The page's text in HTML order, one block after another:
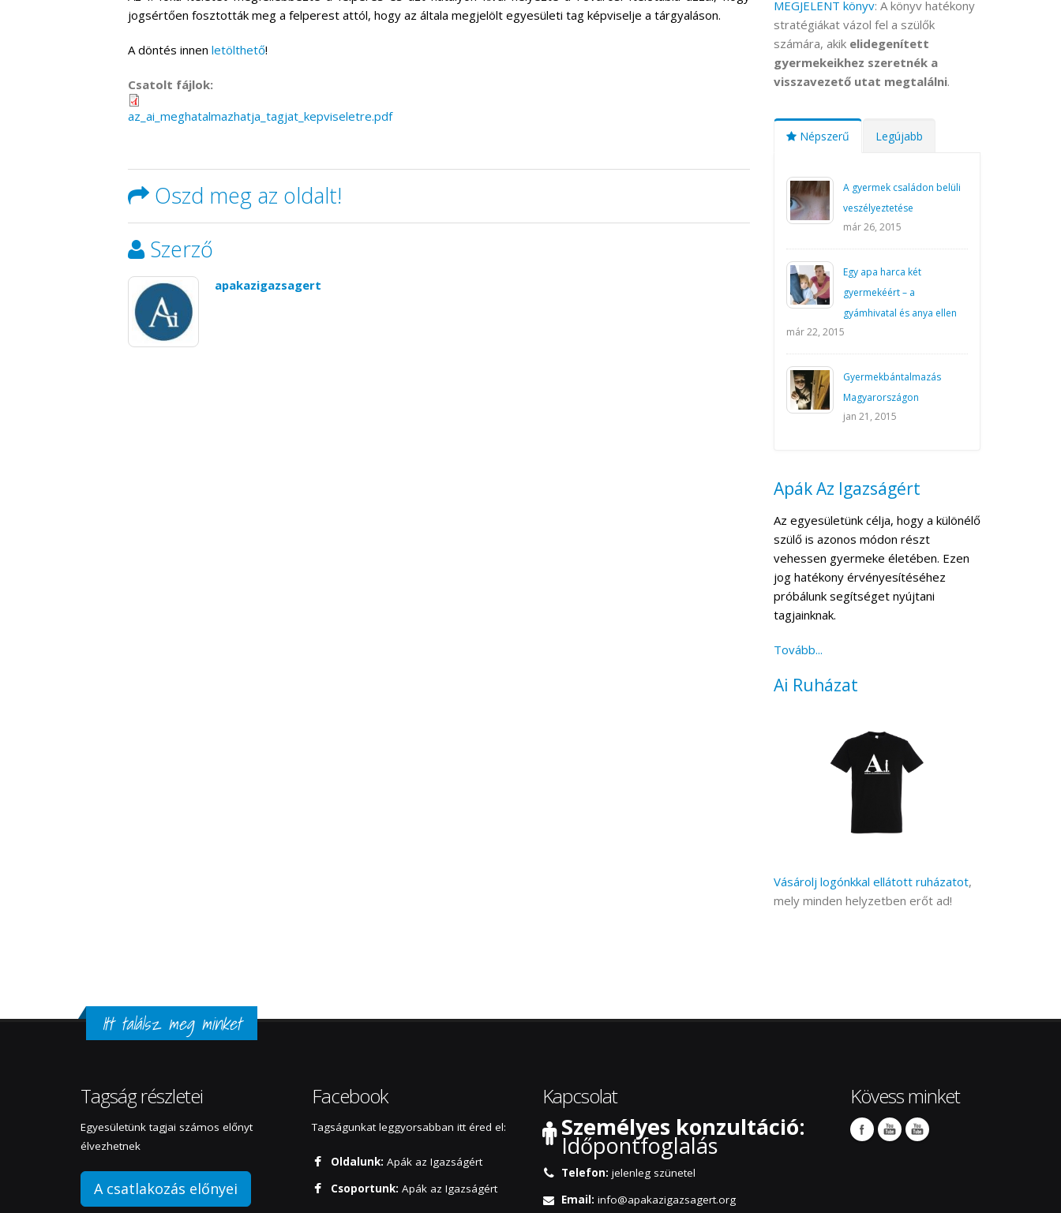
jogsértően fosztották meg a felperest attól, hogy az általa megjelölt egyesületi tag képviselje a tárgyaláson.
A döntés innen letölthető!
Csatolt fájlok:
az_ai_meghatalmazhatja_tagjat_kepviseletre.pdf
Oszd meg az oldalt!
Szerző
apakazigazsagert
MEGJELENT könyv: A könyv hatékony
stratégiákat vázol fel a szülők
számára, akik elidegenített
gyermekeikhez szeretnék a
visszavezető utat megtalálni.
Népszerű Legújabb
A gyermek családon belüli
veszélyeztetése
már 26, 2015
Egy apa harca két
gyermekéért – a
gyámhivatal és anya ellen
már 22, 2015
Gyermekbántalmazás
Magyarországon
jan 21, 2015
Apák Az Igazságért
Az egyesületünk célja, hogy a különélő
szülő is azonos módon részt
vehessen gyermeke életében. Ezen
jog hatékony érvényesítéséhez
próbálunk segítséget nyújtani
tagjainknak.
Tovább...
Ai Ruházat
Vásárolj logónkkal ellátott ruházatot,
mely minden helyzetben erőt ad!
Itt találsz meg minket
Tagság részletei
Egyesületünk tagjai számos előnyt
élvezhetnek
A csatlakozás előnyei
Facebook
Tagságunkat leggyorsabban itt éred el:
Oldalunk: Apák az Igazságért
Csoportunk: Apák az Igazságért
Kapcsolat
Személyes konzultáció:
Időpontfoglalás
Telefon: jelenleg szünetel
Email: info@apakazigazsagert.org
Kövess minket